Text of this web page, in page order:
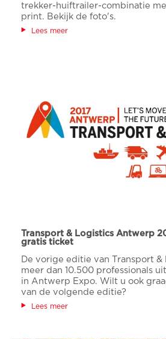
trekker-huiftrailer-combinatie
print. Bekijk de foto's.
Lees meer
Transport & Logistics Antwerp
gratis ticket
De vorige editie van Transport
meer dan 10.500 professionals
in Antwerp Expo. Wilt u ook
van de volgende editie?
Lees meer